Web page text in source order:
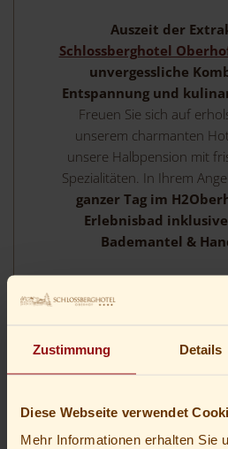
Zustimmung Details
Diese Webseite verwendet
Mehr Informationen erhalten Sie
Auszeit der
Schlossberghotel
unvergessliche
Entspannung und
Freuen Sie sich auf
unserem charmanten
unsere Halbpension mit
Spezialitäten. In Ihrem
ganzer Tag im
Erlebnisbad
Bademantel &